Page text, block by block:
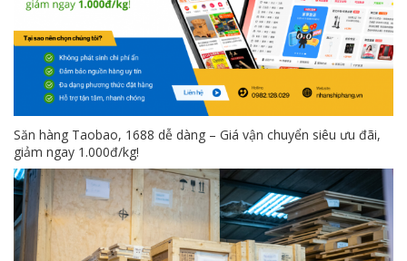
Săn hàng Taobao, 1688 dễ dàng – Giá vận chuyển siêu ưu đãi,
giảm ngay 1.000đ/kg!